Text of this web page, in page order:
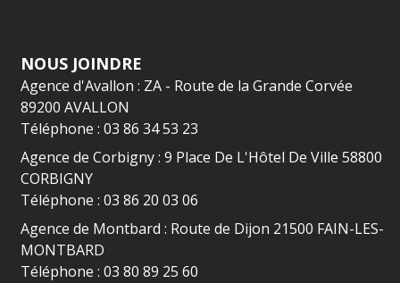
NOUS JOINDRE
Agence d'Avallon : ZA - Route de la Grande Corvée
89200 AVALLON
Téléphone : 03 86 34 53 23
Agence de Corbigny : 9 Place De L'Hôtel De Ville 58800
CORBIGNY
Téléphone : 03 86 20 03 06
Agence de Montbard : Route de Dijon 21500 FAIN-LES-
MONTBARD
Téléphone : 03 80 89 25 60